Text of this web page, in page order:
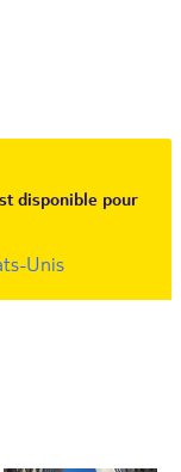
disponible pour
Unis